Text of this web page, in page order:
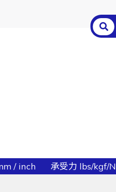
/ inch 承受力 lbs/kgf/N